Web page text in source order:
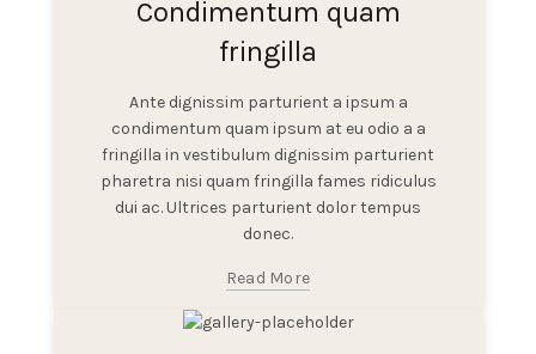
Condimentum quam
fringilla
Ante dignissim parturient a ipsum a
condimentum quam ipsum at eu odio a a
fringilla in vestibulum dignissim parturient
pharetra nisi quam fringilla fames ridiculus
dui ac. Ultrices parturient dolor tempus
donec.
Read More